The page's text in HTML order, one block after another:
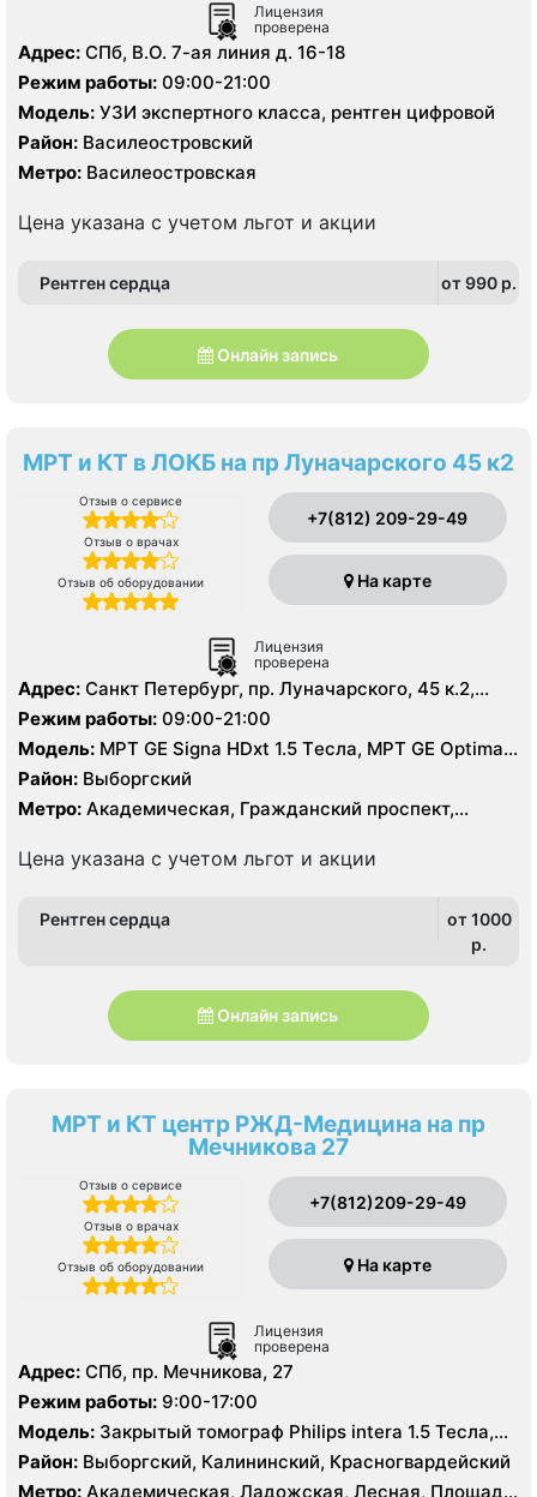
Лицензия
проверена
Адрес: СПб, В.О. 7-ая линия д. 16-18
Режим работы: 09:00-21:00
Модель: УЗИ экспертного класса, рентген цифровой
Район: Василеостровский
Метро: Василеостровская
Цена указана с учетом льгот и акции
Рентген сердца от 990 p.
Онлайн запись
МРТ и КТ в ЛОКБ на пр Луначарского 45 к2
Отзыв о сервисе
Отзыв о врачах
Отзыв об оборудовании
+7(812) 209-29-49
На карте
Лицензия
проверена
Адрес: Санкт Петербург, пр. Луначарского, 45 к.2,
литер А
Режим работы: 09:00-21:00
Модель: МРТ GE Signa HDxt 1.5 Tесла, МРТ GE Optima
MR 360 1.5 Tесла, KT GE Optim 64 среза, УЗИ, Рентген
Район: Выборгский
Метро: Академическая, Гражданский проспект,
Цена указана с учетом льгот и акции
Рентген сердца
от 1000
p.
Онлайн запись
МРТ и КТ центр РЖД-Медицина на пр
Мечникова 27
Отзыв о сервисе
Отзыв о врачах
Отзыв об оборудовании
+7(812)209-29-49
На карте
Лицензия
проверена
Адрес: СПб, пр. Мечникова, 27
Режим работы: 9:00-17:00
Модель: Закрытый томограф Philips intera 1.5 Тесла,
КТ Siemens Somatom Emotion 16 срезов
Район: Выборгский, Калининский, Красногвардейский
Метро: Академическая, Ладожская, Лесная, Площадь